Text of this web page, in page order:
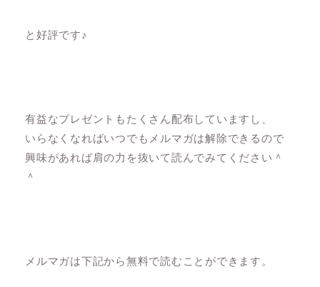
と好評です♪
有益なプレゼントもたくさん配布していますし、
いらなくなればいつでもメルマガは解除できるので
興味があれば肩の力を抜いて読んでみてください＾
＾
メルマガは下記から無料で読むことができます。